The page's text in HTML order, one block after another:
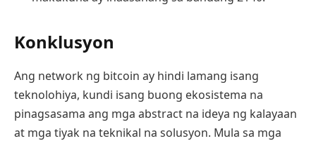
Konklusyon
Ang network ng bitcoin ay hindi lamang isang
teknolohiya, kundi isang buong ekosistema na
pinagsasama ang mga abstract na ideya ng kalayaan
at mga tiyak na teknikal na solusyon. Mula sa mga